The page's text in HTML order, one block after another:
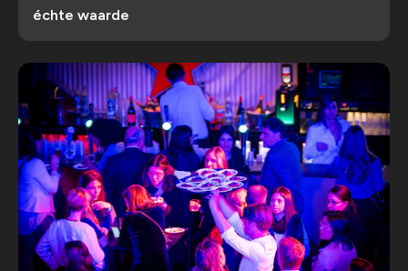
échte waarde